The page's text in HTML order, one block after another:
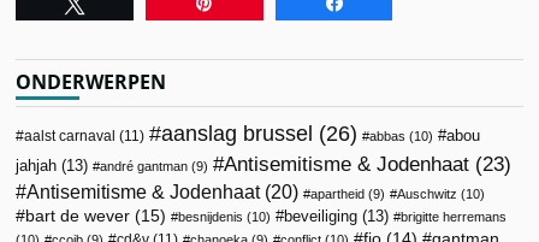
ONDERWERPEN
aalst carnaval (11) aanslag brussel (26) abbas (10)
abou
jahjah (13) andré gantman (9) Antisemitisme & Jodenhaat (23)
Antisemitisme & Jodenhaat(20) apartheid (9) Auschwitz (10)
bart de wever (15) besnijdenis (10) beveiliging (13)
brigitte herremans
(10)
ccojb (9) chanoeka (9) conflict (10) fjo (14) gantman